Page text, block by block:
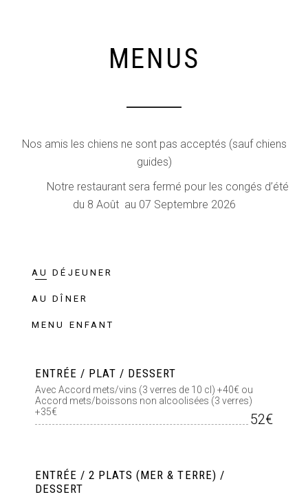
MENUS
Nos amis les chiens ne sont pas acceptés (sauf chiens
guides)
Notre restaurant sera fermé pour les congés d’été
du 8 Août au 07 Septembre 2026
AU DÉJEUNER
AU DÎNER
MENU ENFANT
ENTRÉE / PLAT / DESSERT
Avec Accord mets/vins (3 verres de 10 cl) +40€ ou
Accord mets/boissons non alcoolisées (3 verres)
+35€
52€
ENTRÉE / 2 PLATS (MER & TERRE) /
DESSERT